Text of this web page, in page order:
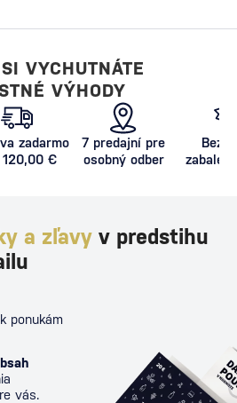
VYCHUTNÁTE
VÝHODY
zadarmo
120,00 €
7 predajní pre
osobný odber
a zľavy v predstihu
ponukám
vás.